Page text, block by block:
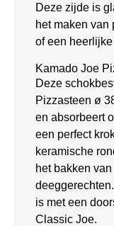
Deze zijde is
het maken van
of een
Kamado Joe
Deze
Pizzasteen ø
en absorbeert
een perfect
keramische
het bakken
is met een
Classic Joe.